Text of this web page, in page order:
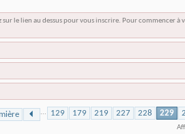
le lien au dessus pour vous inscrire. Pour commencer à
... 129 179 219 227 228 229